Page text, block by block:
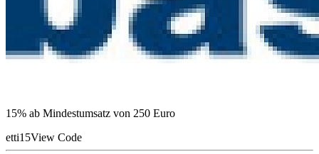
15% ab Mindestumsatz von 250 Euro
etti15View Code